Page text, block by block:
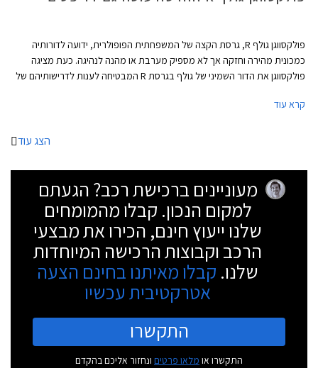
פולקסווגן גולף R, גרסת הקצה של המשפחתית הפופולרית, ידועה לדורותיה
כמכונית מהירה וחזקה אך לא מספיק מערבת או מהנה לנהיגה. כעת מציגה
פולקסווגן את הדור השמיני של גולף בגרסת R המבטיחה לענות לדרישותיהם של
קרא עוד
הצג עוד
מעוניינים ברכישת רכב? הגעתם
למקום הנכון. קבלו מהמומחים
שלנו ייעוץ חינם, הכירו את מבצעי
הרכב וקבוצות הרכישה המיוחדות
שלנו. קבלו מאיתנו בחינם הצעה
אטרקטיבית עכשיו
התקשרו
התקשרו או מלאו פרטים ונחזור אליכם בהקדם